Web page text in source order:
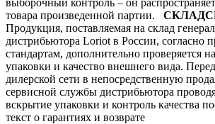
товара произведенной партии.
Продукция, поставляемая на склад
дистрибьютора Loriot в России, согласно
стандартам, дополнительно проверяется
упаковки и качество внешнего вида.
дилерской сети в непосредственную
сервисной службы дистрибьютора
вскрытие упаковки и контроль качества
текст о гарантиях и возврате